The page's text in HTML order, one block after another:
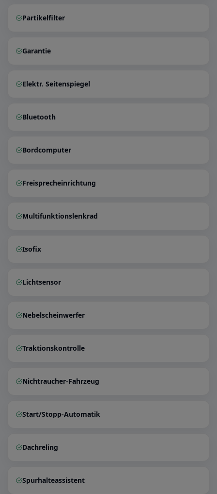
Partikelfilter
Garantie
Elektr. Seitenspiegel
Bluetooth
Bordcomputer
Freisprecheinrichtung
Multifunktionslenkrad
Isofix
Lichtsensor
Nebelscheinwerfer
Traktionskontrolle
Nichtraucher-Fahrzeug
Start/Stopp-Automatik
Dachreling
Spurhalteassistent